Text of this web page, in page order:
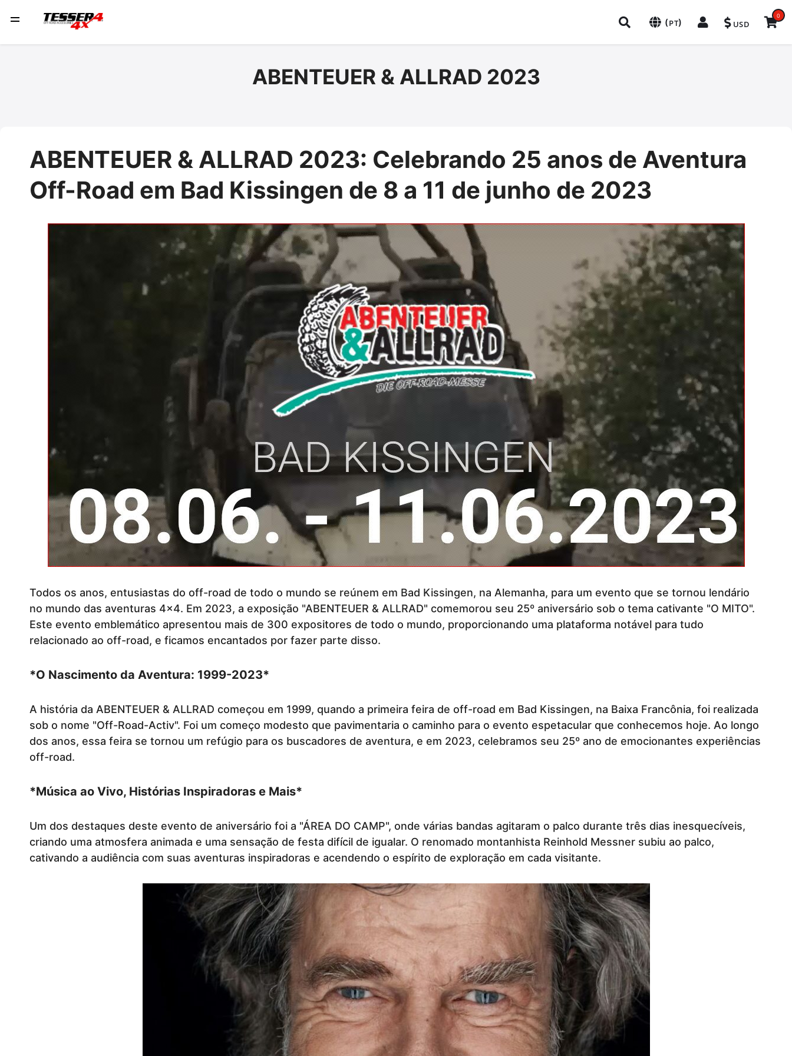
(PT) USD
0
ABENTEUER & ALLRAD 2023
ABENTEUER & ALLRAD 2023: Celebrando 25 anos de Aventura
Off-Road em Bad Kissingen de 8 a 11 de junho de 2023
Todos os anos, entusiastas do off-road de todo o mundo se reúnem em Bad Kissingen, na Alemanha, para um evento que se tornou lendário
no mundo das aventuras 4x4. Em 2023, a exposição "ABENTEUER & ALLRAD" comemorou seu 25º aniversário sob o tema cativante "O MITO".
Este evento emblemático apresentou mais de 300 expositores de todo o mundo, proporcionando uma plataforma notável para tudo
relacionado ao off-road, e ficamos encantados por fazer parte disso.
*O Nascimento da Aventura: 1999-2023*
A história da ABENTEUER & ALLRAD começou em 1999, quando a primeira feira de off-road em Bad Kissingen, na Baixa Francônia, foi realizada
sob o nome "Off-Road-Activ". Foi um começo modesto que pavimentaria o caminho para o evento espetacular que conhecemos hoje. Ao longo
dos anos, essa feira se tornou um refúgio para os buscadores de aventura, e em 2023, celebramos seu 25º ano de emocionantes experiências
off-road.
*Música ao Vivo, Histórias Inspiradoras e Mais*
Um dos destaques deste evento de aniversário foi a "ÁREA DO CAMP", onde várias bandas agitaram o palco durante três dias inesquecíveis,
criando uma atmosfera animada e uma sensação de festa difícil de igualar. O renomado montanhista Reinhold Messner subiu ao palco,
cativando a audiência com suas aventuras inspiradoras e acendendo o espírito de exploração em cada visitante.